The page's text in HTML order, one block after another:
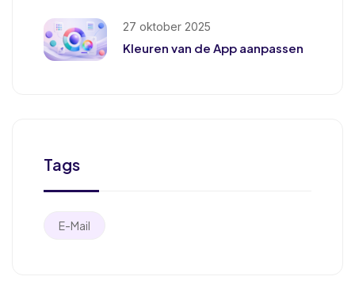
27 oktober 2025
Kleuren van de App aanpassen
Tags
E-Mail